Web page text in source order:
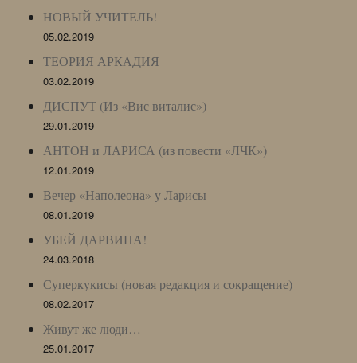
НОВЫЙ УЧИТЕЛЬ!
05.02.2019
ТЕОРИЯ АРКАДИЯ
03.02.2019
ДИСПУТ (Из «Вис виталис»)
29.01.2019
АНТОН и ЛАРИСА (из повести «ЛЧК»)
12.01.2019
Вечер «Наполеона» у Ларисы
08.01.2019
УБЕЙ ДАРВИНА!
24.03.2018
Суперкукисы (новая редакция и сокращение)
08.02.2017
Живут же люди…
25.01.2017